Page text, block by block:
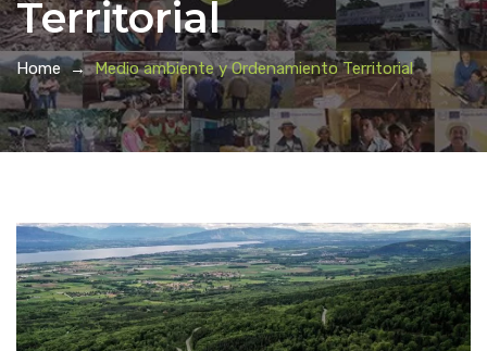
Territorial
Home→Medio ambiente y Ordenamiento Territorial